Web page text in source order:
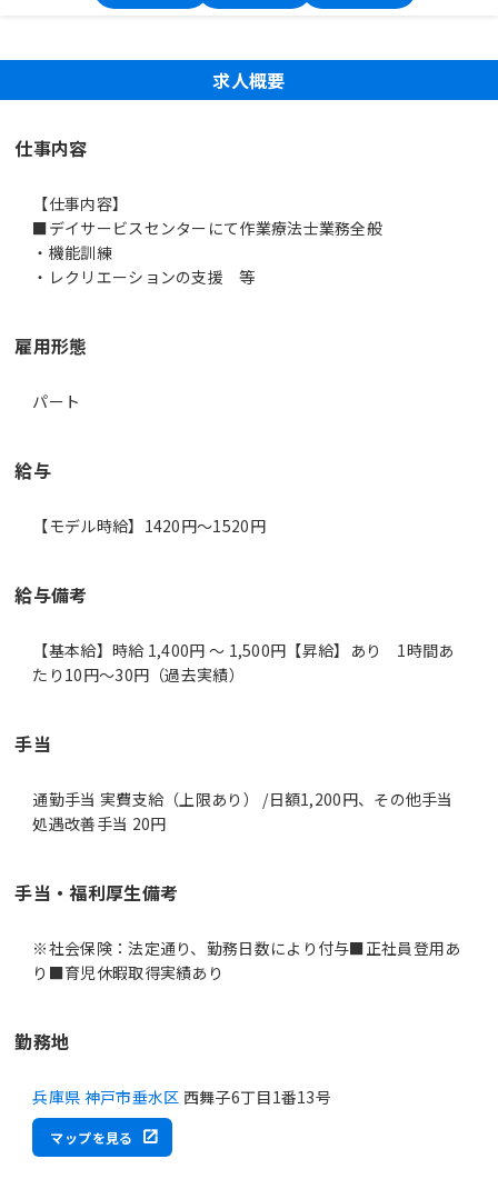
求人概要
仕事内容
【仕事内容】
■デイサービスセンターにて作業療法士業務全般
・機能訓練
・レクリエーションの支援 等
雇用形態
パート
給与
【モデル時給】1420円〜1520円
給与備考
【基本給】時給 1,400円 ～ 1,500円【昇給】あり 1時間あ
たり10円～30円（過去実績）
手当
通勤手当 実費支給（上限あり） /日額1,200円、その他手当
処遇改善手当 20円
手当・福利厚生備考
※社会保険：法定通り、勤務日数により付与■正社員登用あ
り■育児休暇取得実績あり
勤務地
兵庫県 神戸市垂水区 西舞子6丁目1番13号
マップを見る